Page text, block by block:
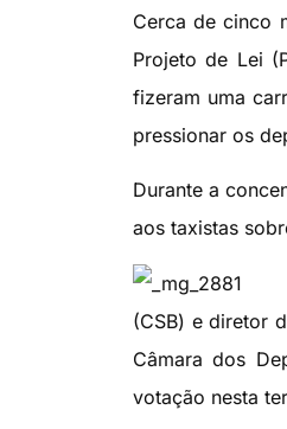
Cerca de cinco
Projeto de Lei
fizeram uma
pressionar os
Durante a
aos taxistas
(CSB) e diretor
Câmara dos
votação nesta